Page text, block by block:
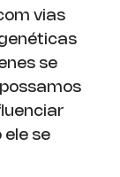
vias
se
se